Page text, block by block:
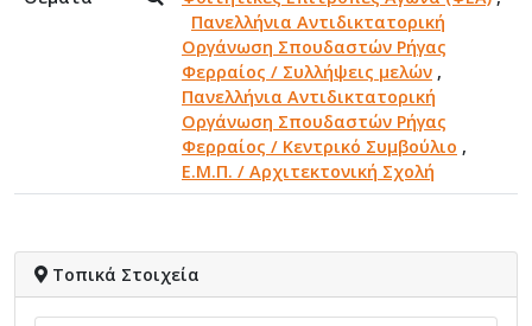
Πανελλήνια Αντιδικτατορική
Οργάνωση Σπουδαστών Ρήγας
Φερραίος / Συλλήψεις μελών ,
Πανελλήνια Αντιδικτατορική
Οργάνωση Σπουδαστών Ρήγας
Φερραίος / Κεντρικό Συμβούλιο ,
Ε.Μ.Π. / Αρχιτεκτονική Σχολή
Τοπικά Στοιχεία